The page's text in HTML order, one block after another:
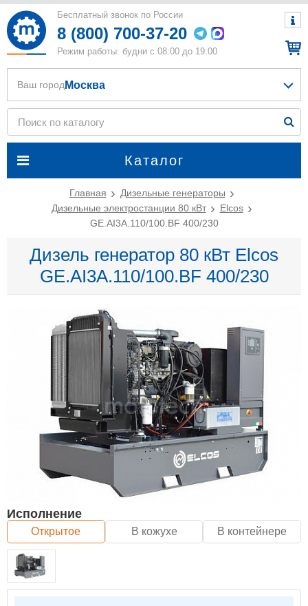
Бесплатный звонок по России
8 (800) 700-37-20
Режим работы: будни с 08:00 до 19:00
Каталог
Ваш город Москва
Главная
Дизельные генераторы
Дизельные электростанции 80 кВт
Elcos
GE.AI3A.110/100.BF 400/230
Дизель генератор 80 кВт Elcos
GE.AI3A.110/100.BF 400/230
Исполнение
Открытое В кожухе В контейнере